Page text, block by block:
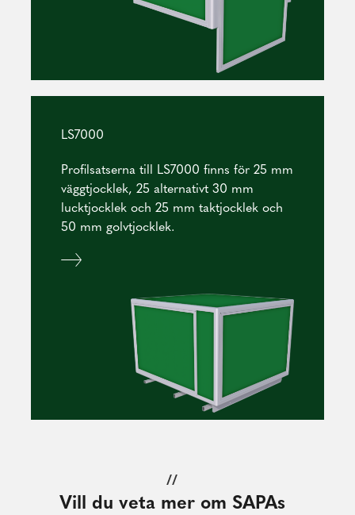
LS7000
Profilsatserna till LS7000 finns för 25 mm
väggtjocklek, 25 alternativt 30 mm
lucktjocklek och 25 mm taktjocklek och
50 mm golvtjocklek.
//
Vill du veta mer om SAPAs